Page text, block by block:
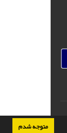
متوجه شدم